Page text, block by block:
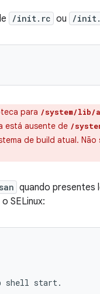
/init.rc ou /
para /system/lib/
está ausente de /
de build atual. Não
quando presentes
SELinux: